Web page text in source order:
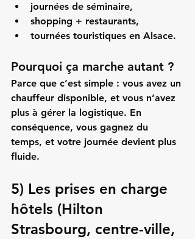
journées de séminaire,
shopping + restaurants,
tournées touristiques en Alsace.
Pourquoi ça marche autant ?
Parce que c’est simple : vous avez un
chauffeur disponible, et vous n’avez
plus à gérer la logistique. En
conséquence, vous gagnez du
temps, et votre journée devient plus
fluide.
5) Les prises en charge
hôtels (Hilton
Strasbourg, centre-ville,